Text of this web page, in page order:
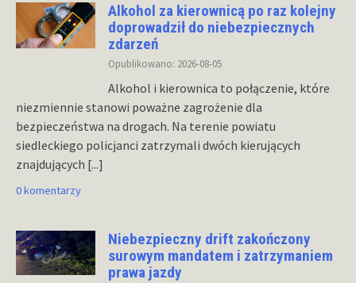
Alkohol za kierownicą po raz kolejny
doprowadził do niebezpiecznych
zdarzeń
Opublikowano: 2026-08-05
Alkohol i kierownica to połączenie, które
niezmiennie stanowi poważne zagrożenie dla
bezpieczeństwa na drogach. Na terenie powiatu
siedleckiego policjanci zatrzymali dwóch kierujących
znajdujących [...]
0 komentarzy
Niebezpieczny drift zakończony
surowym mandatem i zatrzymaniem
prawa jazdy